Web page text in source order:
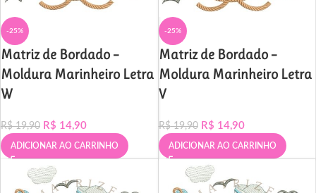
-25%
Matriz de Bordado –
Moldura Marinheiro Letra
W
R$19,90 R$ 14,90
ADICIONAR AO CARRINHO
-25%
Matriz de Bordado –
Moldura Marinheiro Letra
V
R$19,90 R$ 14,90
ADICIONAR AO CARRINHO